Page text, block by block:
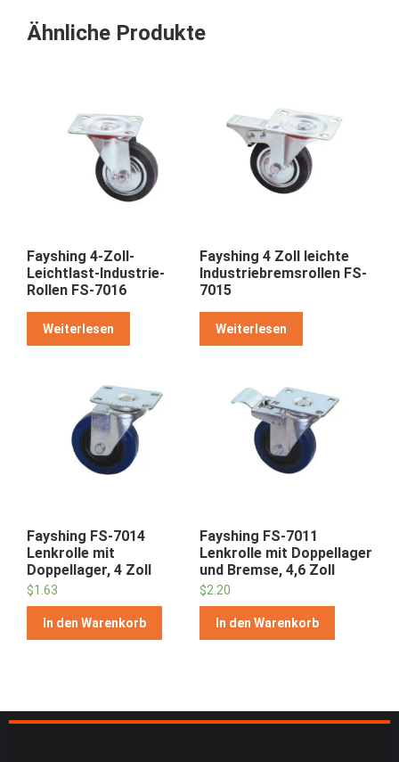
Ähnliche Produkte
Fayshing 4-Zoll-
Leichtlast-Industrie-
Rollen FS-7016
Weiterlesen
Fayshing 4 Zoll leichte
Industriebremsrollen FS-
7015
Weiterlesen
Fayshing FS-7014
Lenkrolle mit
Doppellager, 4 Zoll
$1.63
In den Warenkorb
Fayshing FS-7011
Lenkrolle mit Doppellager
und Bremse, 4,6 Zoll
$2.20
In den Warenkorb